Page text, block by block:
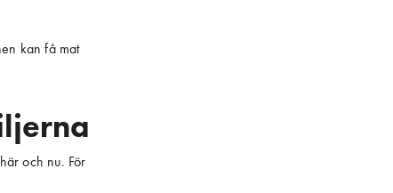
kan få mat
och nu. För